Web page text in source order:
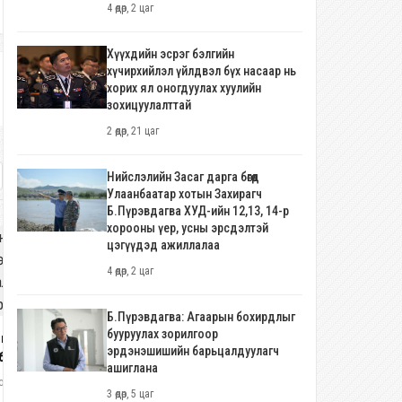
Үндэсний сагсан
шигшээ багийн
Василлис
тамирчдыг “сүрдүүлсэн үү?”
хоног, 1 өдөр
4 өдөр, 2 цаг
Хүүхдийн эсрэг бэлгийн
хүчирхийлэл үйлдвэл бүх насаар нь
хорих ял оногдуулах хуулийн
зохицуулалттай
2 өдөр, 21 цаг
Нийслэлийн Засаг дарга бөгөөд
Улаанбаатар хотын Захирагч
Б.Пүрэвдагва ХУД-ийн 12,13, 14-р
хорооны үер, усны эрсдэлтэй
цэгүүдэд ажиллалаа
4 өдөр, 2 цаг
Б.Пүрэвдагва: Агаарын бохирдлыг
бууруулах зорилгоор
эрдэнэшишийн барьцалдуулагч
ашиглана
3 өдөр, 5 цаг